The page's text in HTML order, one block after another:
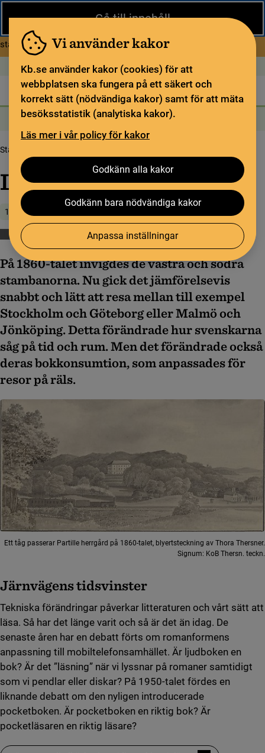
Gå till innehåll
Under sommaren har KB begränsad service och särskilda
öppettider. Vissa veckor är en del funktioner och samlingar
stängda.Läs mer om Begränsad service i sommar
Vi använder kakor
Kb.se använder kakor (cookies) för att
webbplatsen ska fungera på ett säkert och
korrekt sätt (nödvändiga kakor) samt för att mäta
besöksstatistik (analytiska kakor).
Läs mer i vår policy för kakor
Godkänn alla kakor
Godkänn bara nödvändiga kakor
Anpassa inställningar
Öppet idag: 9–17In English
Biblioteket För bibliotekssektorn Pliktleverans och ISBN
Sök Sök
Söktjänster
Startsida
Läsning som på räls
18 december 2023
Böcker
På 1860-talet invigdes de västra och södra
stambanorna. Nu gick det jämförelsevis
snabbt och lätt att resa mellan till exempel
Stockholm och Göteborg eller Malmö och
Jönköping. Detta förändrade hur svenskarna
såg på tid och rum. Men det förändrade också
deras bokkonsumtion, som anpassades för
resor på räls.
Ett tåg passerar Partille herrgård på 1860-talet, blyertsteckning av Thora Thersner.
Signum: KoB Thersn. teckn.
Järnvägens tidsvinster
Tekniska förändringar påverkar litteraturen och vårt sätt att
läsa. Så har det länge varit och så är det än idag. De
senaste åren har en debatt förts om romanformens
anpassning till mobiltelefonsamhället. Är ljudboken en
bok? Är det ”läsning” när vi lyssnar på romaner samtidigt
som vi pendlar eller diskar? På 1950-talet fördes en
liknande debatt om den nyligen introducerade
pocketboken. Är pocketboken en riktig bok? Är
pocketläsaren en riktig läsare?